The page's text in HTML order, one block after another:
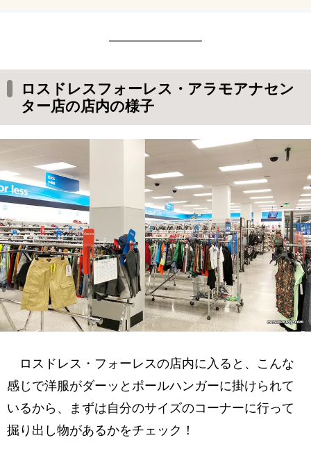
ロスドレスフォーレス・アラモアナセン
ター店の店内の様子
ロスドレス・フォーレスの店内に入ると、こんな
感じで洋服がダーッとポールハンガーに掛けられて
いるから、まずは自分のサイズのコーナーに行って
掘り出し物があるかをチェック！